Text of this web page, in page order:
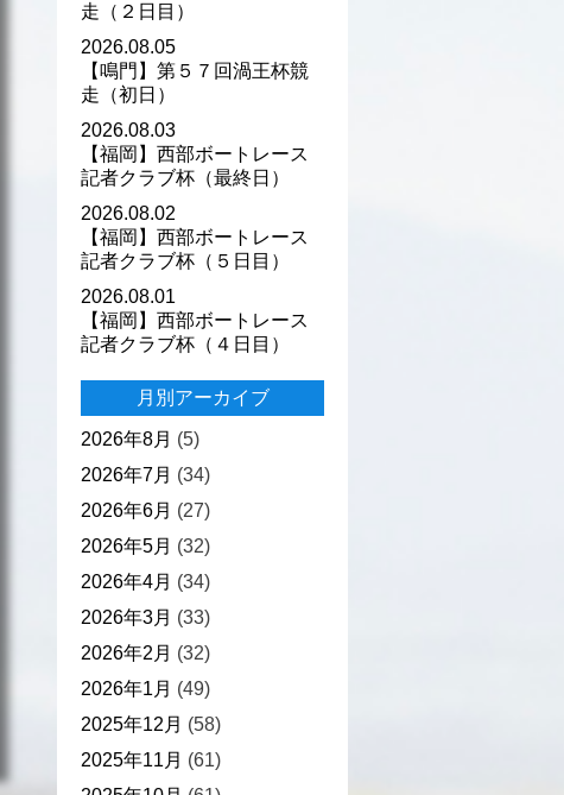
走（２日目）
2026.08.05
【鳴門】第５７回渦王杯競
走（初日）
2026.08.03
【福岡】西部ボートレース
記者クラブ杯（最終日）
2026.08.02
【福岡】西部ボートレース
記者クラブ杯（５日目）
2026.08.01
【福岡】西部ボートレース
記者クラブ杯（４日目）
月別アーカイブ
2026年8月 (5)
2026年7月 (34)
2026年6月 (27)
2026年5月 (32)
2026年4月 (34)
2026年3月 (33)
2026年2月 (32)
2026年1月 (49)
2025年12月 (58)
2025年11月 (61)